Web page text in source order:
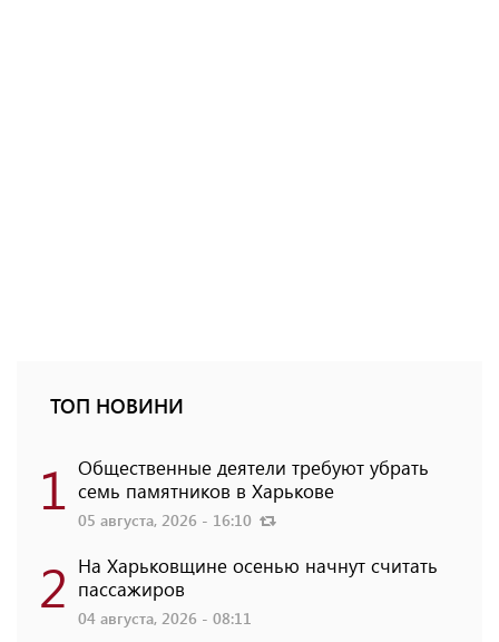
ТОП НОВИНИ
1 Общественные деятели требуют убрать
семь памятников в Харькове
05 августа, 2026 - 16:10
2 На Харьковщине осенью начнут считать
пассажиров
04 августа, 2026 - 08:11